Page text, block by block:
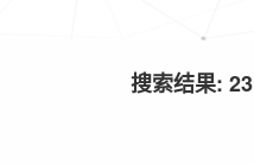
搜索结果: 23